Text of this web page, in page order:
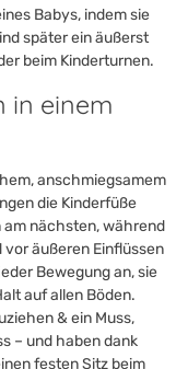
Babys, indem sie
später ein äußerst
beim Kinderturnen.
in einem
anschmiegsamem
die Kinderfüße
am nächsten, während
äußeren Einflüssen
Bewegung an, sie
auf allen Böden.
& ein Muss,
– und haben dank
festen Sitz beim